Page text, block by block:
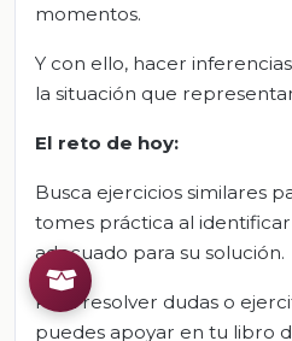
momentos.
Y con ello, hacer
la situación que
El reto de hoy:
Busca ejercicios similares
tomes práctica al
adecuado para su solución.
Para resolver dudas o
puedes apoyar en tu libro